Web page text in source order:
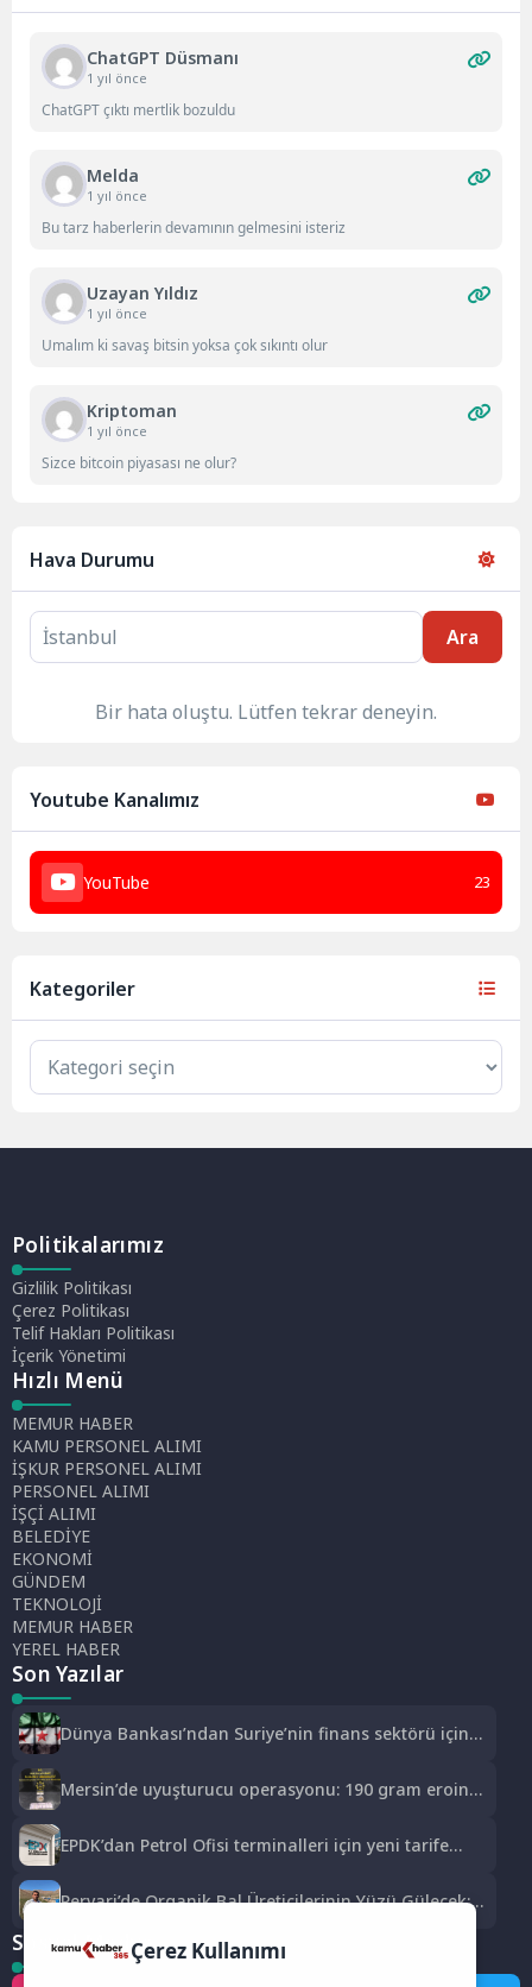
ChatGPT Düsmanı
1 yıl önce
ChatGPT çıktı mertlik bozuldu
Melda
1 yıl önce
Bu tarz haberlerin devamının gelmesini isteriz
Uzayan Yıldız
1 yıl önce
Umalım ki savaş bitsin yoksa çok sıkıntı olur
Kriptoman
1 yıl önce
Sizce bitcoin piyasası ne olur?
Hava Durumu
Ara
Bir hata oluştu. Lütfen tekrar deneyin.
Youtube Kanalımız
YouTube 23
Kategoriler
Politikalarımız
Gizlilik Politikası
Çerez Politikası
Telif Hakları Politikası
İçerik Yönetimi
Hızlı Menü
MEMUR HABER
KAMU PERSONEL ALIMI
İŞKUR PERSONEL ALIMI
PERSONEL ALIMI
İŞÇİ ALIMI
BELEDİYE
EKONOMİ
GÜNDEM
TEKNOLOJİ
MEMUR HABER
YEREL HABER
Son Yazılar
Dünya Bankası’ndan Suriye’nin finans sektörü için
Mersin’de uyuşturucu operasyonu: 190 gram eroin
EPDK’dan Petrol Ofisi terminalleri için yeni tarife
Pervari’de Organik Bal Üreticilerinin Yüzü Gülecek:
Sosyal MedyaÇerez Kullanımı